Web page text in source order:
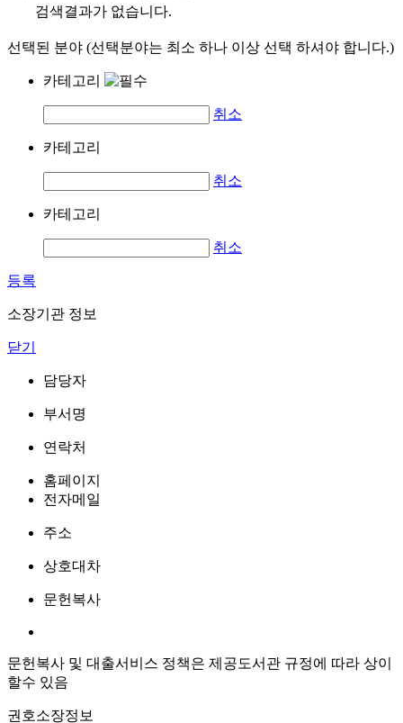
검색결과가 없습니다.
선택된 분야 (선택분야는 최소 하나 이상 선택 하셔야 합니다.)
카테고리
취소
카테고리
취소
카테고리
취소
등록
소장기관 정보
닫기
담당자
부서명
연락처
홈페이지
전자메일
주소
상호대차
문헌복사
문헌복사 및 대출서비스 정책은 제공도서관 규정에 따라 상이
할수 있음
권호소장정보